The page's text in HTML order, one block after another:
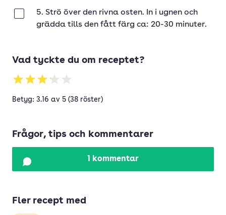
5. Strö över den rivna osten. In i ugnen och
grädda tills den fått färg ca: 20-30 minuter.
Vad tyckte du om receptet?
Betyg: 3.16 av 5 (38 röster)
Frågor, tips och kommentarer
1 kommentar
Fler recept med